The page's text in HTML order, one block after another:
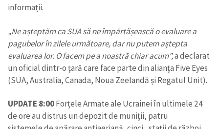
informații.
„Ne așteptăm ca SUA să ne împărtășească o evaluare a
pagubelor în zilele următoare, dar nu putem aștepta
evaluarea lor. O facem pe a noastră chiar acum”,a declarat
un oficial dintr-o țară care face parte din alianța Five Eyes
(SUA, Australia, Canada, Noua Zeelandă și Regatul Unit).
UPDATE 8:00Forțele Armate ale Ucrainei în ultimele 24
de ore au distrus un depozit de muniții, patru